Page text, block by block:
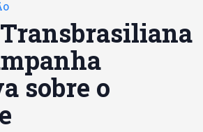
sobre o